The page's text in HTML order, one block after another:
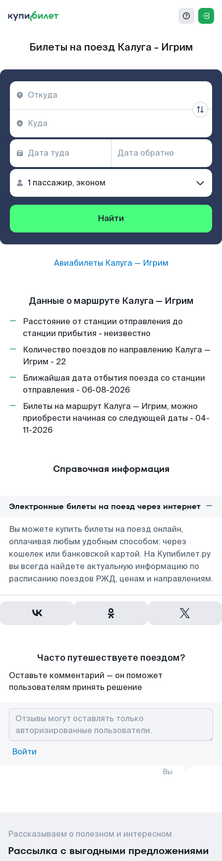
Билеты на поезд Калуга - Игрим
Найти
Авиабилеты Калуга — Игрим
Данные о маршруте Калуга — Игрим
Расстояние от станции отправления до
станции прибытия - неизвестно
Количество поездов по направлению Калуга —
Игрим - 22
Ближайшая дата отбытия поезда со станции
отправления - 06-08-2026
Билеты на маршрут Калуга — Игрим, можно
приобрести начиная со следующей даты - 04-
11-2026
Справочная информация
Электронные билеты на поезд через интернет
Вы можете купить билеты на поезд онлайн,
оплачивая любым удобным способом: через
кошелек или банковской картой. На Купибилет.ру
вы всегда найдете актуальную информацию по
расписанию поездов РЖД, ценам и направлениям.
Часто путешествуете поездом?
Оставьте комментарий — он поможет
пользователям принять решение
Войти
Вы
Рассказываем о полезном и интересном
Рассылка с выгодными предложениями